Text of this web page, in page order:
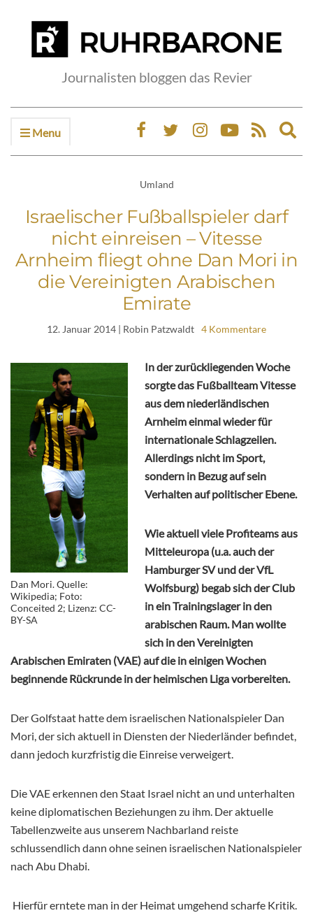
Journalisten bloggen das Revier
Menu
Umland
Israelischer Fußballspieler darf
nicht einreisen – Vitesse
Arnheim fliegt ohne Dan Mori in
die Vereinigten Arabischen
Emirate
12. Januar 2014 | Robin Patzwaldt 4 Kommentare
Dan Mori. Quelle:
Wikipedia; Foto:
Conceited 2; Lizenz: CC-
BY-SA
In der zurückliegenden Woche
sorgte das Fußballteam Vitesse
aus dem niederländischen
Arnheim einmal wieder für
internationale Schlagzeilen.
Allerdings nicht im Sport,
sondern in Bezug auf sein
Verhalten auf politischer Ebene.
Wie aktuell viele Profiteams aus
Mitteleuropa (u.a. auch der
Hamburger SV und der VfL
Wolfsburg) begab sich der Club
in ein Trainingslager in den
arabischen Raum. Man wollte
sich in den Vereinigten
Arabischen Emiraten (VAE) auf die in einigen Wochen
beginnende Rückrunde in der heimischen Liga vorbereiten.
Der Golfstaat hatte dem israelischen Nationalspieler Dan
Mori, der sich aktuell in Diensten der Niederländer befindet,
dann jedoch kurzfristig die Einreise verweigert.
Die VAE erkennen den Staat Israel nicht an und unterhalten
keine diplomatischen Beziehungen zu ihm. Der aktuelle
Tabellenzweite aus unserem Nachbarland reiste
schlussendlich dann ohne seinen israelischen Nationalspieler
nach Abu Dhabi.
Hierfür erntete man in der Heimat umgehend scharfe Kritik.